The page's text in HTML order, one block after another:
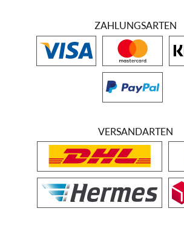
ZAHLUNGSARTEN
VERSANDARTEN